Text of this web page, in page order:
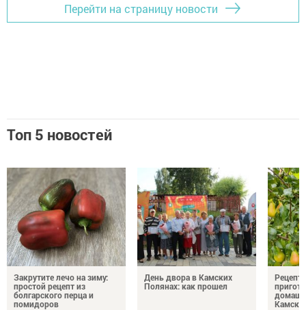
Перейти на страницу новости
Топ 5 новостей
Закрутите лечо на зиму:
простой рецепт из
болгарского перца и
помидоров
День двора в Камских
Полянах: как прошел